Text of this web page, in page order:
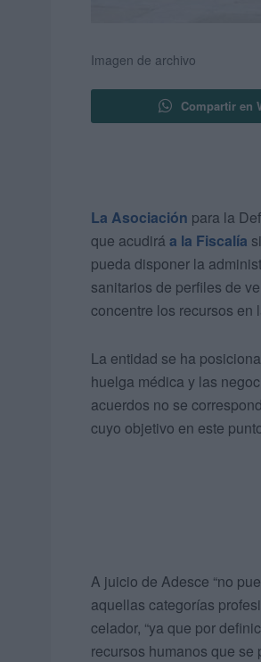
Imagen de archivo
Compartir en
La Asociación para la
que acudirá a la Fiscalía
pueda disponer la
sanitarios de perfiles de
concentre los recursos en
La entidad se ha
huelga médica y las
acuerdos no se
cuyo objetivo en este
A juicio de Adesce “no
aquellas categorías
celador, “ya que por
recursos humanos que